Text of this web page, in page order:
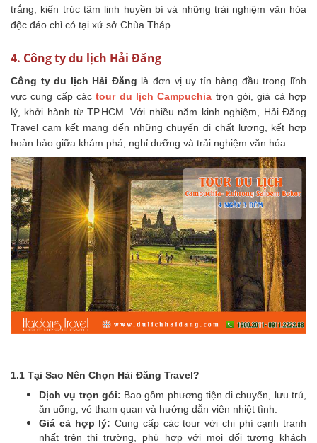
trắng, kiến trúc tâm linh huyền bí và những trải nghiệm văn hóa
độc đáo chỉ có tại xứ sở Chùa Tháp.
4. Công ty du lịch Hải Đăng
Công ty du lịch Hải Đăng là đơn vị uy tín hàng đầu trong lĩnh
vực cung cấp cáctour du lịch Campuchia trọn gói, giá cả hợp
lý, khởi hành từ TP.HCM. Với nhiều năm kinh nghiệm, Hải Đăng
Travel cam kết mang đến những chuyến đi chất lượng, kết hợp
hoàn hảo giữa khám phá, nghỉ dưỡng và trải nghiệm văn hóa.
1.1 Tại Sao Nên Chọn Hải Đăng Travel?
Dịch vụ trọn gói: Bao gồm phương tiện di chuyển, lưu trú,
ăn uống, vé tham quan và hướng dẫn viên nhiệt tình.
Giá cả hợp lý: Cung cấp các tour với chi phí cạnh tranh
nhất trên thị trường, phù hợp với mọi đối tượng khách